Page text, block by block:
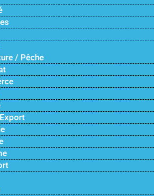
/ Pêche